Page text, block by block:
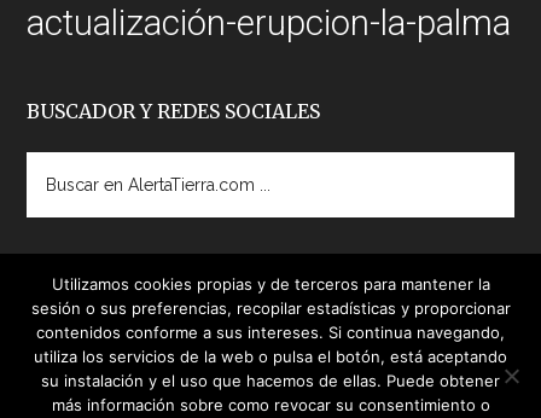
actualización-erupcion-la-palma
BUSCADOR Y REDES SOCIALES
AlertaTierra.com
Utilizamos cookies propias y de terceros para mantener la
sesión o sus preferencias, recopilar estadísticas y proporcionar
contenidos conforme a sus intereses. Si continua navegando,
utiliza los servicios de la web o pulsa el botón, está aceptando
su instalación y el uso que hacemos de ellas. Puede obtener
más información sobre como revocar su consentimiento o